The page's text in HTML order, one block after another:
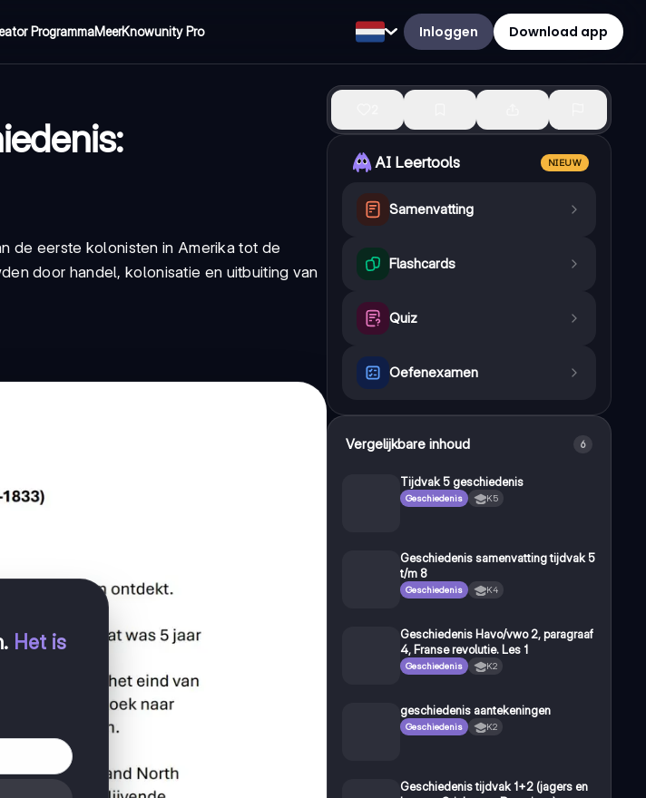
ProgrammaMeerKnowunity Pro Inloggen Download app
de eerste kolonisten in Amerika tot de
door handel, kolonisatie en uitbuiting van
. Het is
AI Leertools NIEUW
Samenvatting
Flashcards
Quiz
Oefenexamen
Vergelijkbare inhoud 6
Tijdvak 5 geschiedenis
Geschiedenis K5
Geschiedenis samenvatting tijdvak 5
t/m 8
Geschiedenis K4
Geschiedenis Havo/vwo 2, paragraaf
4, Franse revolutie. Les 1
Geschiedenis K2
geschiedenis aantekeningen
Geschiedenis K2
Geschiedenis tijdvak 1+2 (jagers en